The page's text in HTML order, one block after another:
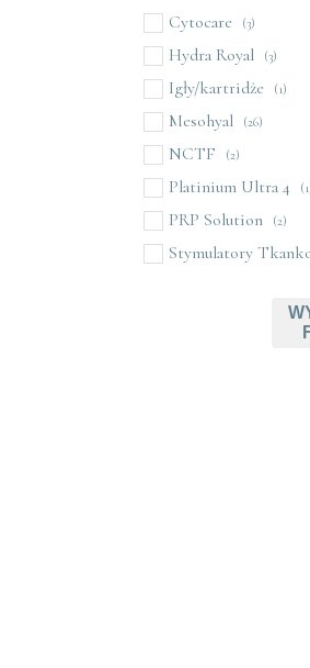
Cytocare (3)
Hydra Royal (3)
Igły/kartridże (1)
Mesohyal (26)
NCTF (2)
Platinium Ultra 4
PRP Solution (2)
Stymulatory